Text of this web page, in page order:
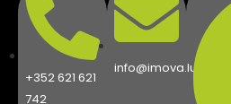
+352 621 621
742
info@imova.lu